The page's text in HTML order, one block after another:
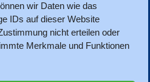
wir Daten wie das
IDs auf dieser Website
nicht erteilen oder
Merkmale und Funktionen